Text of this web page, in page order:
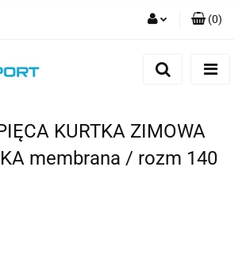
Zaloguj się
(0)
KURTKA ZIMOWA
membrana / rozm 140